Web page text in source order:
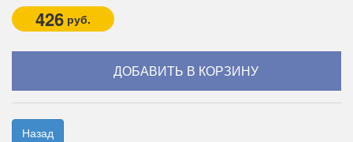
426 руб.
Назад